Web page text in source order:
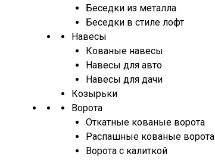
Беседки из металла
Беседки в стиле лофт
Навесы
Кованые навесы
Навесы для авто
Навесы для дачи
Козырьки
Ворота
Откатные кованые ворота
Распашные кованые ворота
Ворота с калиткой